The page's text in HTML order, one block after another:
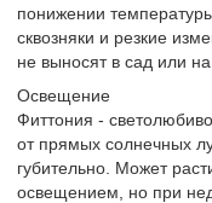
понижении
сквозняки и резкие
не выносят в сад или
Освещение
Фиттония -
от прямых солнечных
губительно. Может
освещением, но при